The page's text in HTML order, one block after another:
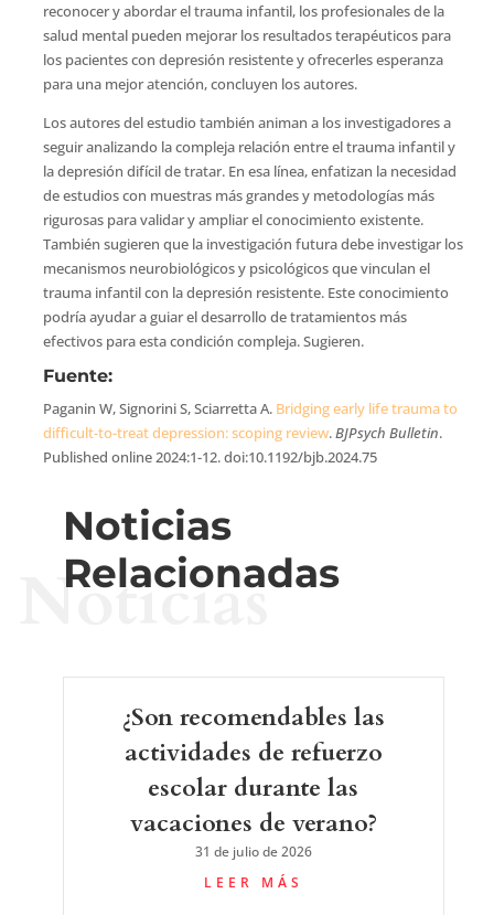
reconocer y abordar el trauma infantil, los profesionales de la
salud mental pueden mejorar los resultados terapéuticos para
los pacientes con depresión resistente y ofrecerles esperanza
para una mejor atención, concluyen los autores.
Los autores del estudio también animan a los investigadores a
seguir analizando la compleja relación entre el trauma infantil y
la depresión difícil de tratar. En esa línea, enfatizan la necesidad
de estudios con muestras más grandes y metodologías más
rigurosas para validar y ampliar el conocimiento existente.
También sugieren que la investigación futura debe investigar los
mecanismos neurobiológicos y psicológicos que vinculan el
trauma infantil con la depresión resistente. Este conocimiento
podría ayudar a guiar el desarrollo de tratamientos más
efectivos para esta condición compleja. Sugieren.
Fuente:
Paganin W, Signorini S, Sciarretta A. Bridging early life trauma to
difficult-to-treat depression: scoping review.BJPsych Bulletin.
Published online 2024:1-12. doi:10.1192/bjb.2024.75
Noticias
Relacionadas
Noticias
¿Son recomendables las
actividades de refuerzo
escolar durante las
vacaciones de verano?
31 de julio de 2026
LEER MÁS